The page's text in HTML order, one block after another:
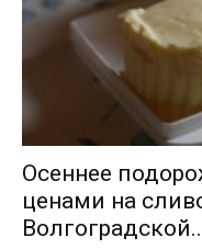
Осеннее
ценами на